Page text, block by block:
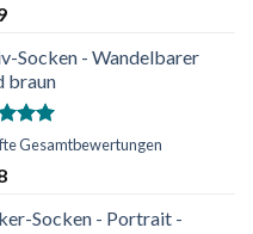
Socken - Wandelbarer
braun
Gesamtbewertungen
Socken - Portrait -